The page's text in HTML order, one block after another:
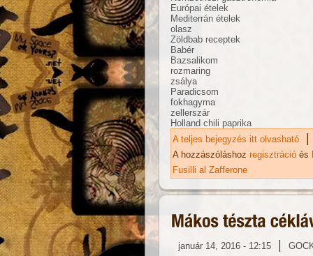
Európai ételek
Mediterrán ételek
olasz
Zöldbab receptek
Babér
Bazsalikom
rozmaring
zsálya
Paradicsom
fokhagyma
zellerszár
Holland chili paprika
A teljes bejegyzés itt olvasható
|
A hozzászóláshoz regisztráció és
Fusilli al Zafferone
január 14, 2016 - 12:15 |